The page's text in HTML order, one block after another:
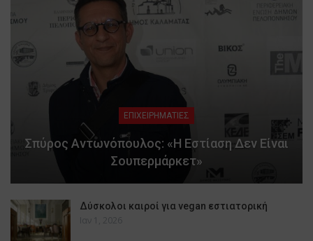
ΕΠΙΧΕΙΡΗΜΑΤΙΕΣ
Σπύρος Αντωνόπουλος: «Η Εστίαση Δεν Είναι
Σουπερμάρκετ»
Δύσκολοι καιροί για vegan εστιατορική
Ιαν 1, 2026